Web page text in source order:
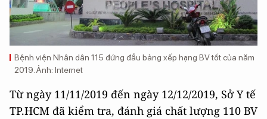
Bệnh viện Nhân dân 115 đứng đầu bảng xếp hạng BV tốt của năm
2019. Ảnh: Internet
Từ ngày 11/11/2019 đến ngày 12/12/2019, Sở Y tế
TP.HCM đã kiểm tra, đánh giá chất lượng 110 BV